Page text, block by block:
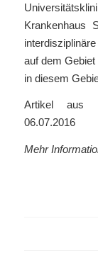
Krankenhaus
auf dem
in diesem
Artikel aus
06.07.2016
Mehr